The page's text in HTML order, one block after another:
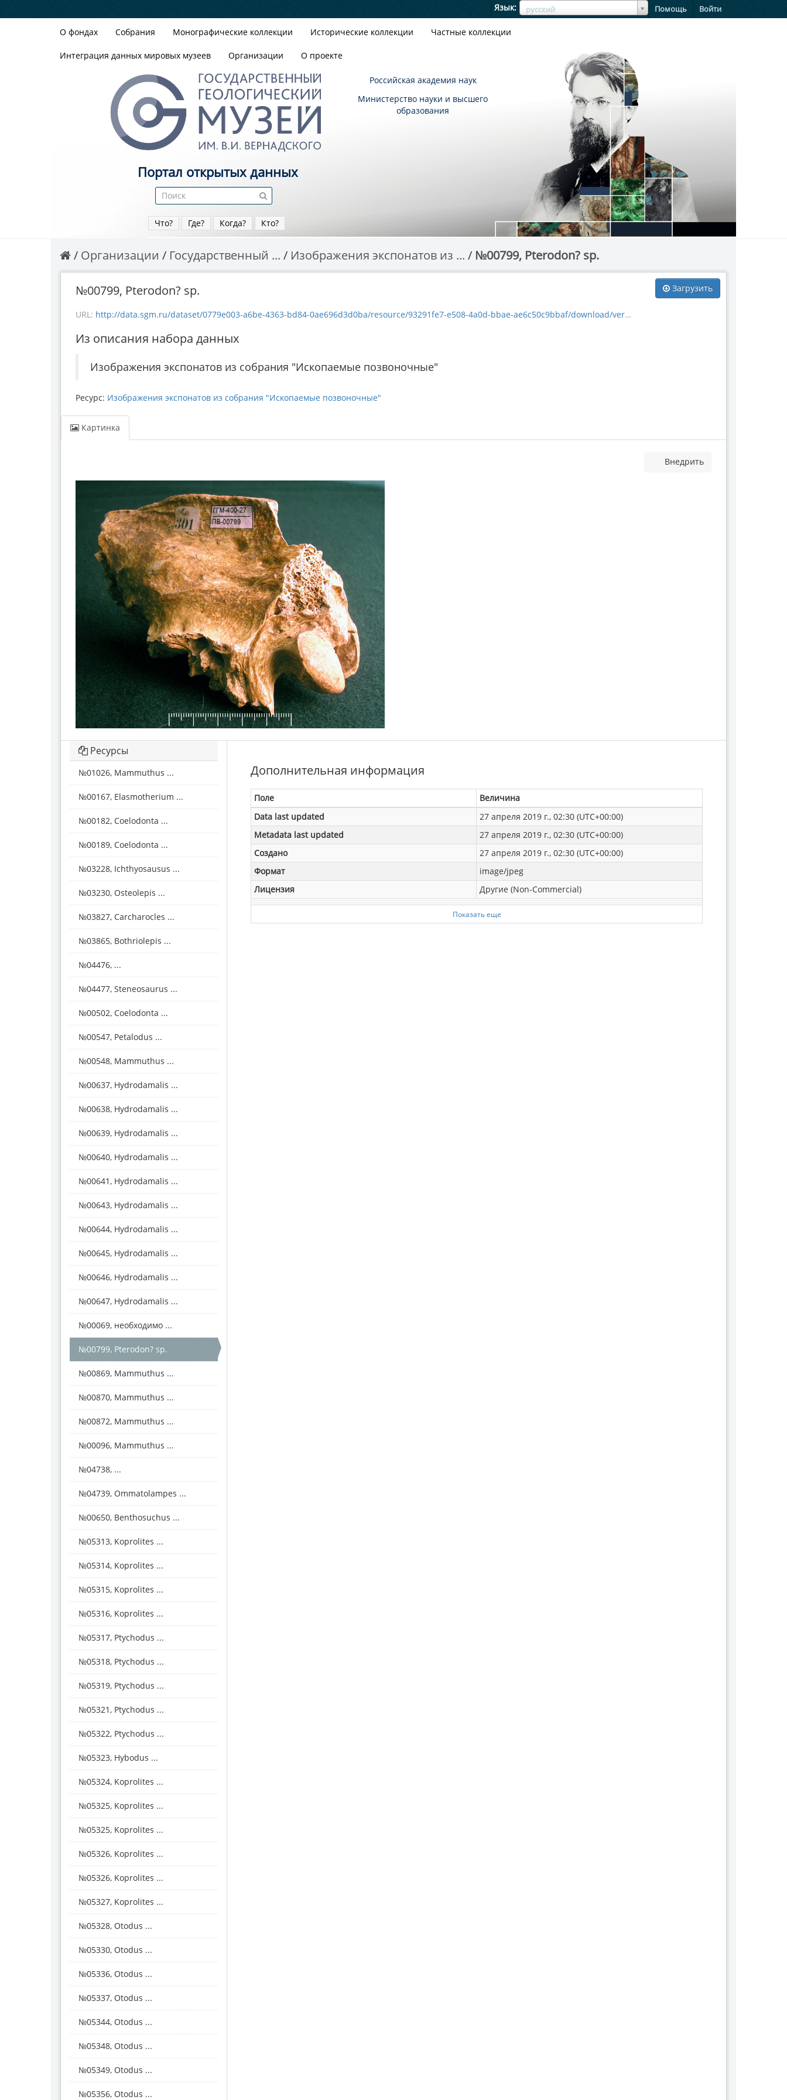
Язык русский
ЯзыкЯзык Помощь Войти
О фондах Собрания Монографические коллекции Исторические коллекции Частные коллекции
Интеграция данных мировых музеев Организации О проекте
Российская академия наук
Министерство науки и высшего
образования
Портал открытых данных
Что? Где? Когда? Кто?
Организации Государственный ... Изображения экспонатов из ... №00799, Pterodon? sp.
Загрузить
№00799, Pterodon? sp.
URL: http://data.sgm.ru/dataset/0779e003-a6be-4363-bd84-0ae696d3d0ba/resource/93291fe7-e508-4a0d-bbae-ae6c50c9bbaf/download/vertebrate_799.jpg
Из описания набора данных
Изображения экспонатов из собрания "Ископаемые позвоночные"
Ресурс: Изображения экспонатов из собрания "Ископаемые позвоночные"
Картинка
Внедрить
Дополнительная информация
Поле
Величина
Data last updated
27 апреля 2019 г., 02:30 (UTC+00:00)
Metadata last updated
27 апреля 2019 г., 02:30 (UTC+00:00)
Создано
27 апреля 2019 г., 02:30 (UTC+00:00)
Формат
image/jpeg
Лицензия
Другие (Non-Commercial)
Показать еще
Ресурсы
№01026, Mammuthus ...
№00167, Elasmotherium ...
№00182, Coelodonta ...
№00189, Coelodonta ...
№03228, Ichthyosausus ...
№03230, Osteolepis ...
№03827, Carcharocles ...
№03865, Bothriolepis ...
№04476, ...
№04477, Steneosaurus ...
№00502, Coelodonta ...
№00547, Petalodus ...
№00548, Mammuthus ...
№00637, Hydrodamalis ...
№00638, Hydrodamalis ...
№00639, Hydrodamalis ...
№00640, Hydrodamalis ...
№00641, Hydrodamalis ...
№00643, Hydrodamalis ...
№00644, Hydrodamalis ...
№00645, Hydrodamalis ...
№00646, Hydrodamalis ...
№00647, Hydrodamalis ...
№00069, необходимо ...
№00799, Pterodon? sp.
№00869, Mammuthus ...
№00870, Mammuthus ...
№00872, Mammuthus ...
№00096, Mammuthus ...
№04738, ...
№04739, Ommatolampes ...
№00650, Benthosuchus ...
№05313, Koprolites ...
№05314, Koprolites ...
№05315, Koprolites ...
№05316, Koprolites ...
№05317, Ptychodus ...
№05318, Ptychodus ...
№05319, Ptychodus ...
№05321, Ptychodus ...
№05322, Ptychodus ...
№05323, Hybodus ...
№05324, Koprolites ...
№05325, Koprolites ...
№05325, Koprolites ...
№05326, Koprolites ...
№05326, Koprolites ...
№05327, Koprolites ...
№05328, Otodus ...
№05330, Otodus ...
№05336, Otodus ...
№05337, Otodus ...
№05344, Otodus ...
№05348, Otodus ...
№05349, Otodus ...
№05356, Otodus ...